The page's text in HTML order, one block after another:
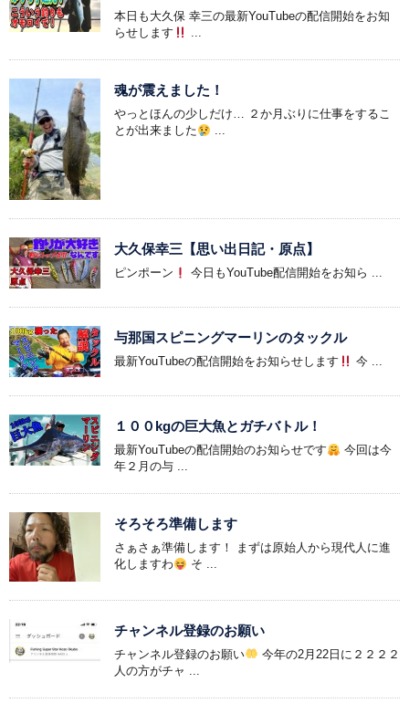
本日も大久保 幸三の最新YouTubeの配信開始をお知
らせします
...
魂が震えました！
やっとほんの少しだけ… ２か月ぶりに仕事をするこ
とが出来ました
...
大久保幸三【思い出日記・原点】
ピンポーン 今日もYouTube配信開始をお知ら ...
与那国スピニングマーリンのタックル
最新YouTubeの配信開始をお知らせします 今 ...
１００kgの巨大魚とガチバトル！
最新YouTubeの配信開始のお知らせです
今回は今
年２月の与 ...
そろそろ準備します
さぁさぁ準備します！ まずは原始人から現代人に進
化しますわ
そ ...
チャンネル登録のお願い
チャンネル登録のお願い
今年の2月22日に２２２２
人の方がチャ ...